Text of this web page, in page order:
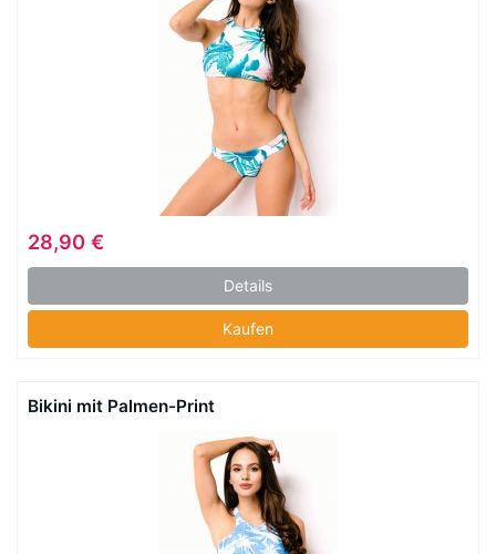
28,90 €
Details
Kaufen
Bikini mit Palmen-Print